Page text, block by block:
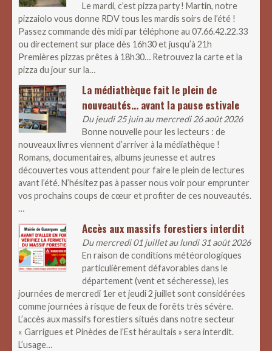
Le mardi, c’est pizza party ! Martin, notre
pizzaiolo vous donne RDV tous les mardis soirs de l’été !
Passez commande dès midi par téléphone au 07.66.42.22.33
ou directement sur place dès 16h30 et jusqu’à 21h
Premières pizzas prêtes à 18h30… Retrouvez la carte et la
pizza du jour sur la…
La médiathèque fait le plein de
nouveautés… avant la pause estivale
Du jeudi 25 juin au mercredi 26 août 2026
Bonne nouvelle pour les lecteurs : de
nouveaux livres viennent d’arriver à la médiathèque !
Romans, documentaires, albums jeunesse et autres
découvertes vous attendent pour faire le plein de lectures
avant l’été. N’hésitez pas à passer nous voir pour emprunter
vos prochains coups de cœur et profiter de ces nouveautés.
…
Accès aux massifs forestiers interdit
Du mercredi 01 juillet au lundi 31 août 2026
En raison de conditions météorologiques
particulièrement défavorables dans le
département (vent et sécheresse), les
journées de mercredi 1er et jeudi 2 juillet sont considérées
comme journées à risque de feux de forêts très sévère.
L’accès aux massifs forestiers situés dans notre secteur
« Garrigues et Pinèdes de l’Est héraultais » sera interdit.
L’usage…